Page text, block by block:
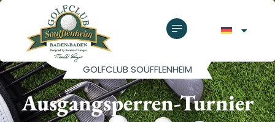
GOLFCLUB SOUFFLENHEIM
Ausgangsperren-Turnier